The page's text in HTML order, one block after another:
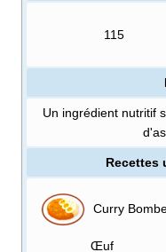
115
Un ingrédient nutritif
Curry
Œuf